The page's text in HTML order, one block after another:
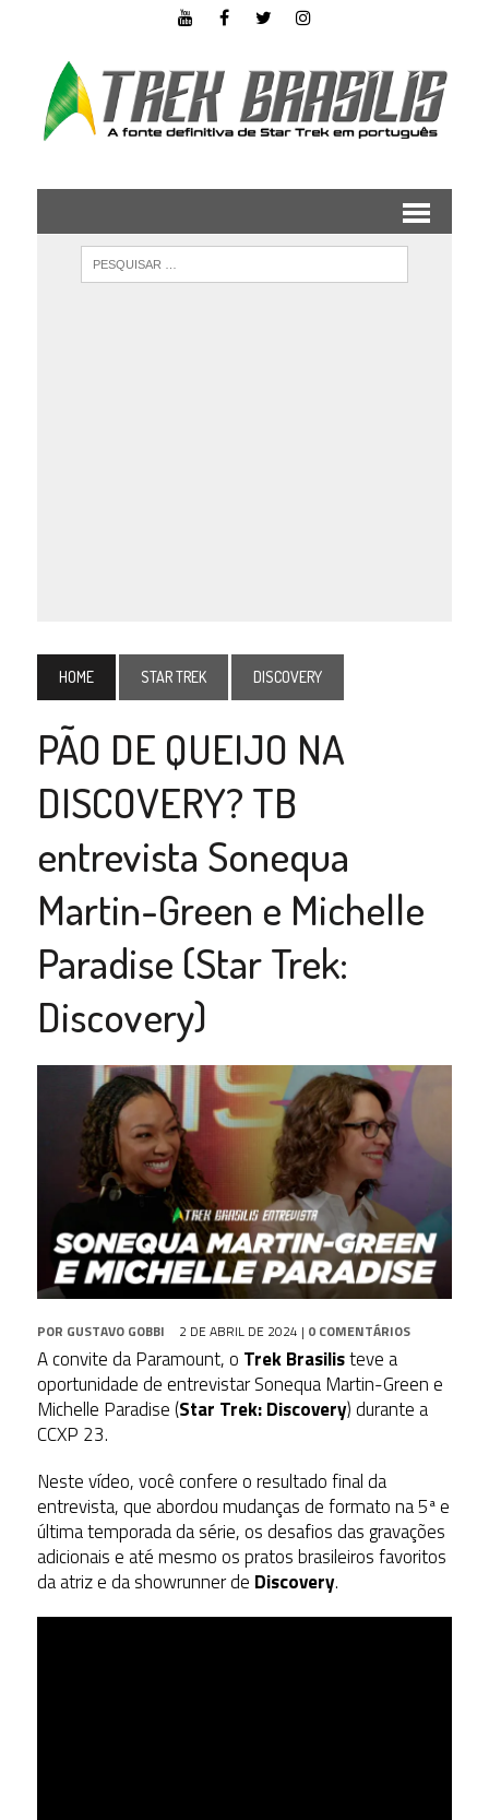
HOME STAR TREK DISCOVERY
PÃO DE QUEIJO NA
DISCOVERY? TB
entrevista Sonequa
Martin-Green e Michelle
Paradise (Star Trek:
Discovery)
POR GUSTAVO GOBBI 2 DE ABRIL DE 2024 | 0 COMENTÁRIOS
A convite da Paramount, o Trek Brasilisteve a
oportunidade de entrevistar Sonequa Martin-Green e
Michelle Paradise (Star Trek: Discovery) durante a
CCXP 23.
Neste vídeo, você confere o resultado final da
entrevista, que abordou mudanças de formato na 5ª e
última temporada da série, os desafios das gravações
adicionais e até mesmo os pratos brasileiros favoritos
da atriz e da showrunner de Discovery.